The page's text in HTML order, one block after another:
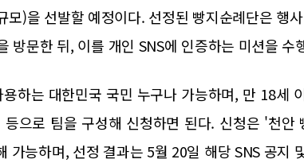
모)을 선발할 예정이다. 선정된 빵지순례단은 행
방문한 뒤, 이를 개인 SNS에 인증하는 미션을 수
하는 대한민국 국민 누구나 가능하며, 만 18세
으로 팀을 구성해 신청하면 된다. 신청은 '천안
가능하며, 선정 결과는 5월 20일 해당 SNS 공지